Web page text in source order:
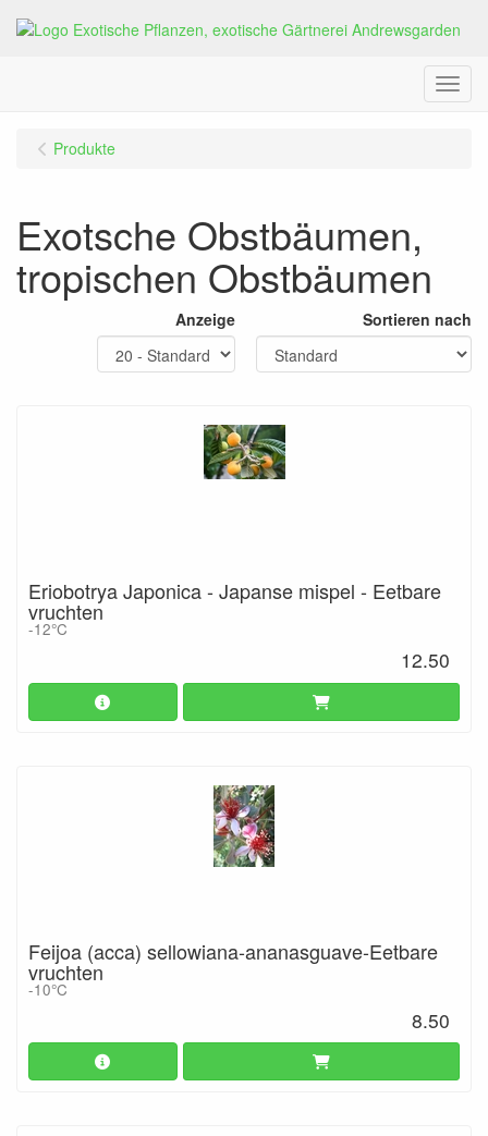
Menu
Produkte
Exotsche Obstbäumen,
tropischen Obstbäumen
Anzeige Sortieren nach
Eriobotrya Japonica - Japanse mispel - Eetbare
vruchten
-12°C
12.50
Feijoa (acca) sellowiana-ananasguave-Eetbare
vruchten
-10°C
8.50